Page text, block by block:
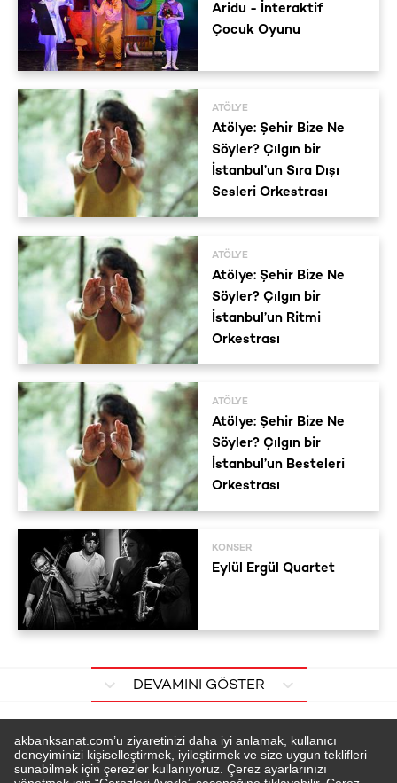
Aridu - İnteraktif
Çocuk Oyunu
ATÖLYE
Atölye: Şehir Bize Ne
Söyler? Çılgın bir
İstanbul’un Sıra Dışı
Sesleri Orkestrası
ATÖLYE
Atölye: Şehir Bize Ne
Söyler? Çılgın bir
İstanbul’un Ritmi
Orkestrası
ATÖLYE
Atölye: Şehir Bize Ne
Söyler? Çılgın bir
İstanbul’un Besteleri
Orkestrası
KONSER
Eylül Ergül Quartet
DEVAMINI GÖSTER